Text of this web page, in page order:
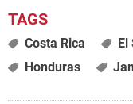
Costa Rica El
Honduras